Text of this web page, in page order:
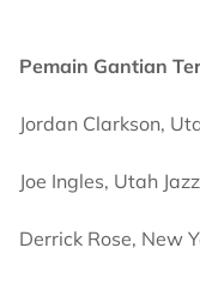
Pemain Gantian
Jordan Clarkson,
Joe Ingles, Utah Jazz
Derrick Rose, New